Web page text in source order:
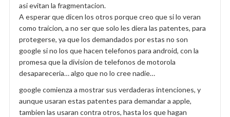
asi evitan la fragmentacion.
A esperar que dicen los otros porque creo que si lo veran
como traicion, a no ser que solo les diera las patentes, para
protegerse, ya que los demandados por estas no son
google si no los que hacen telefonos para android, con la
promesa que la division de telefonos de motorola
desapareceria… algo que no lo cree nadie…
google comienza a mostrar sus verdaderas intenciones, y
aunque usaran estas patentes para demandar a apple,
tambien las usaran contra otros, hasta los que hagan